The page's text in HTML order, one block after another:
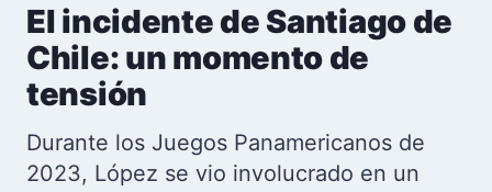
El incidente de Santiago de
Chile: un momento de
tensión
Durante los Juegos Panamericanos de
2023, López se vio involucrado en un